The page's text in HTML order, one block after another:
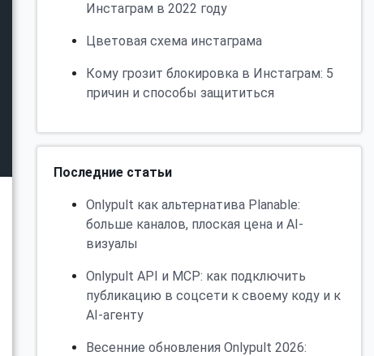
Инстаграм в 2022 году
Цветовая схема инстаграма
Кому грозит блокировка в Инстаграм: 5
причин и способы защититься
Последние статьи
Onlypult как альтернатива Planable:
больше каналов, плоская цена и AI-
визуалы
Onlypult API и MCP: как подключить
публикацию в соцсети к своему коду и к
AI-агенту
Весенние обновления Onlypult 2026: